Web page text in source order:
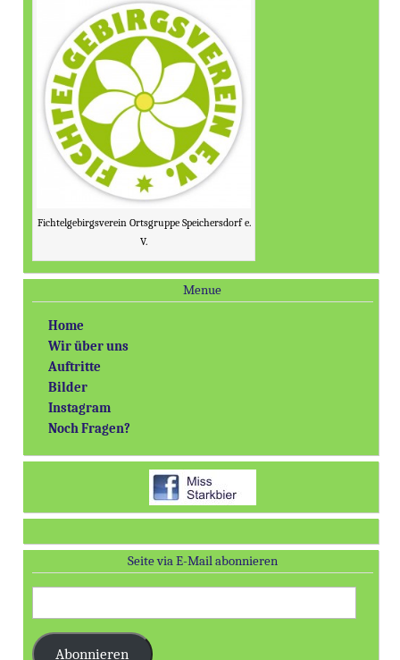
Fichtelgebirgsverein Ortsgruppe Speichersdorf e.
V.
Menue
Home
Wir über uns
Auftritte
Bilder
Instagram
Noch Fragen?
Seite via E-Mail abonnieren
Adresse:
Abonnieren